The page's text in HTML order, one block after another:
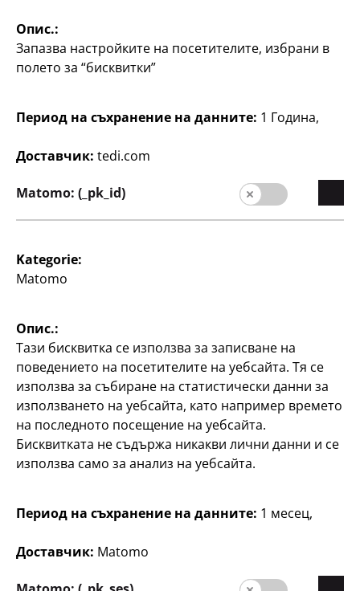
Компания
кариера
Качество
Потребители
Търсачка на филиали
България / български
Информация за клиента
Защита на личните данни
Опис.:
Запазва настройките на посетителите, избрани в
полето за “бисквитки”
Период на съхранение на данните: 1 Година,
Доставчик: tedi.com
Matomo: (_pk_id)
Kategorie:
Matomo
Опис.:
Тази бисквитка се използва за записване на
поведението на посетителите на уебсайта. Тя се
използва за събиране на статистически данни за
използването на уебсайта, като например времето
на последното посещение на уебсайта.
Бисквитката не съдържа никакви лични данни и се
използва само за анализ на уебсайта.
Период на съхранение на данните: 1 месец,
Доставчик: Matomo